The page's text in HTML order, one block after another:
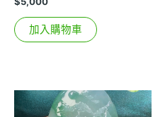
加入購物車